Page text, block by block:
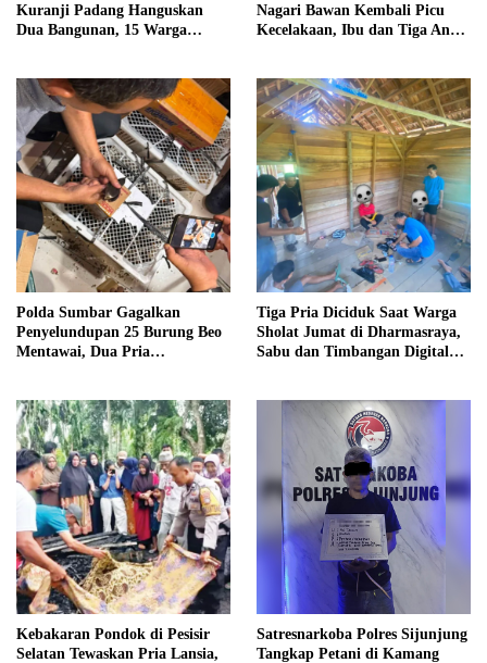
Kuranji Padang Hanguskan
Dua Bangunan, 15 Warga
Nagari Bawan Kembali Picu
Kecelakaan, Ibu dan Tiga Anak
Polda Sumbar Gagalkan
Penyelundupan 25 Burung Beo
Mentawai, Dua Pria
Tiga Pria Diciduk Saat Warga
Sholat Jumat di Dharmasraya,
Sabu dan Timbangan Digital
Kebakaran Pondok di Pesisir
Selatan Tewaskan Pria Lansia,
Satresnarkoba Polres Sijunjung
Tangkap Petani di Kamang